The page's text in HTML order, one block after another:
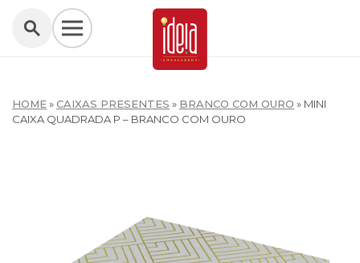
HOME»CAIXAS PRESENTES » BRANCO COM OURO » MINI
CAIXA QUADRADA P – BRANCO COM OURO